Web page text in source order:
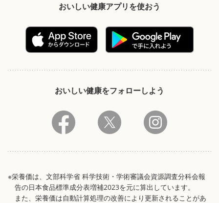
おいしい健康アプリを使おう
おいしい健康をフォローしよう
※栄養価は、文部科学省 科学技術・学術審議会資源調査分科会報
告の日本食品標準成分表増補2023を元に算出しています。
また、栄養価は自動計算処理の改善により更新されることがあ